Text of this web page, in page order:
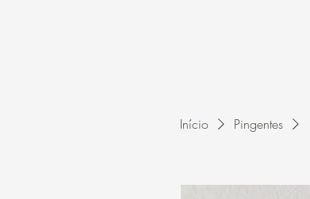
Início Pingentes